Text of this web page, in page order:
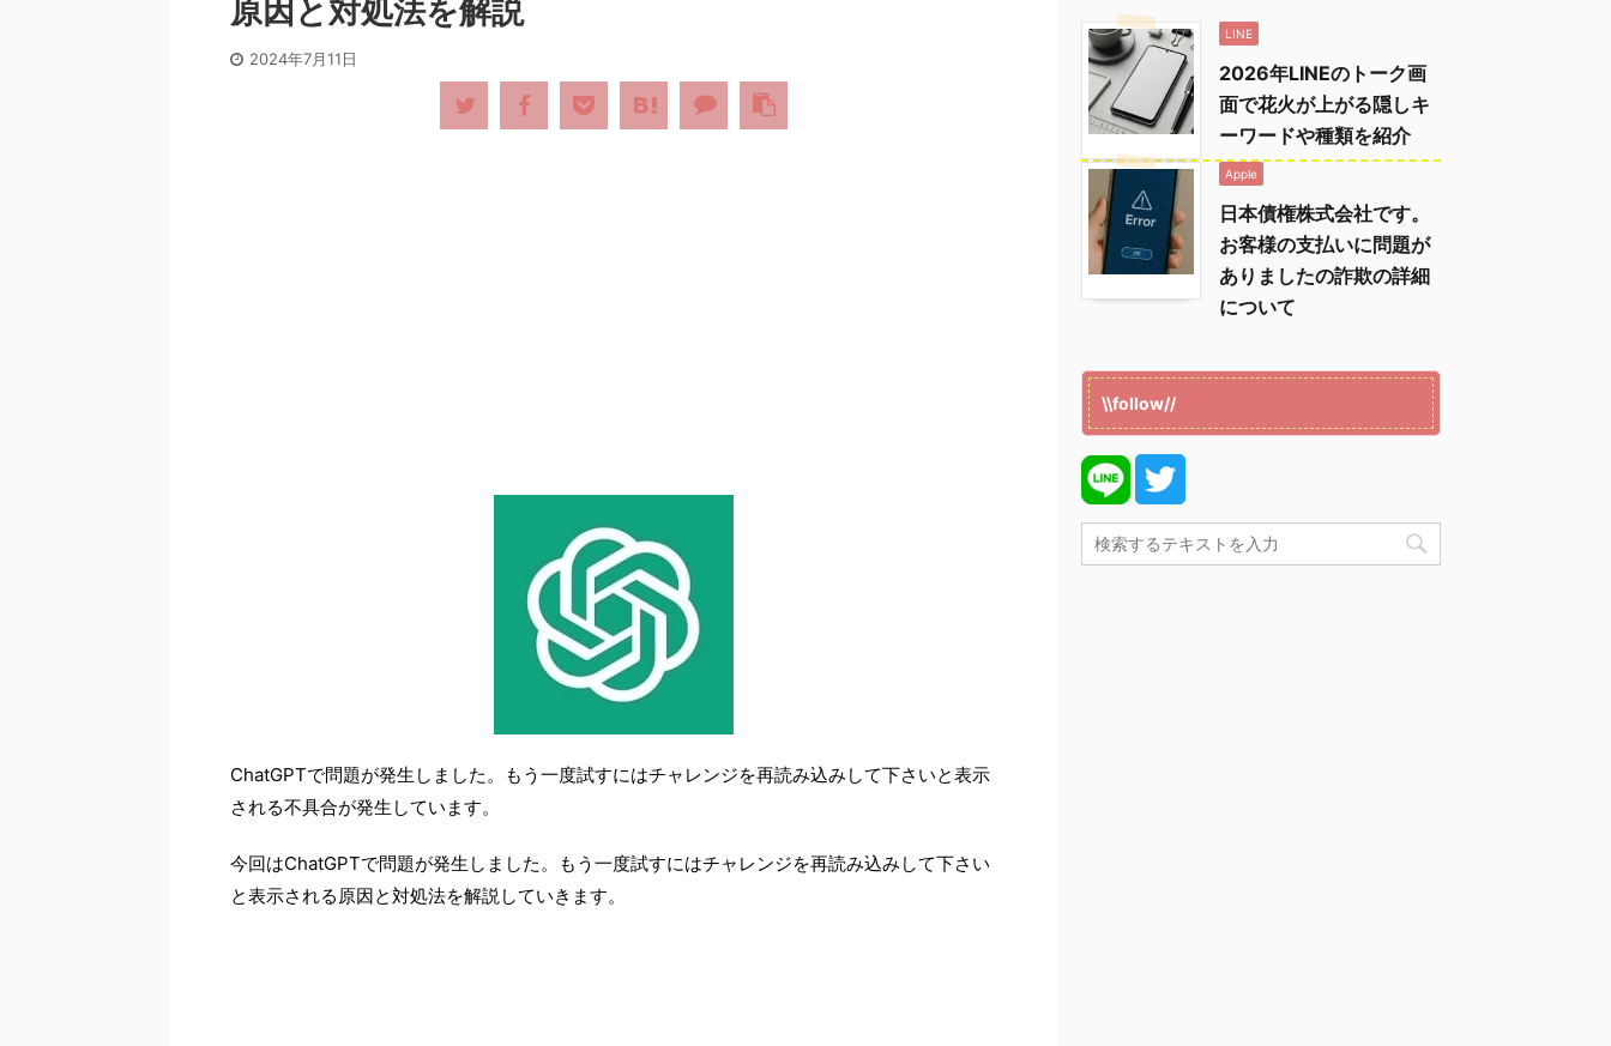
原因と対処法を解説
2024年7月11日
ChatGPTで問題が発生しました。もう一度試すにはチャレンジを再読み込みして下さいと表示
される不具合が発生しています。
今回はChatGPTで問題が発生しました。もう一度試すにはチャレンジを再読み込みして下さい
と表示される原因と対処法を解説していきます。
LINE
2026年LINEのトーク画
面で花火が上がる隠しキ
ーワードや種類を紹介
Apple
日本債権株式会社です。
お客様の支払いに問題が
ありましたの詐欺の詳細
について
\\follow//